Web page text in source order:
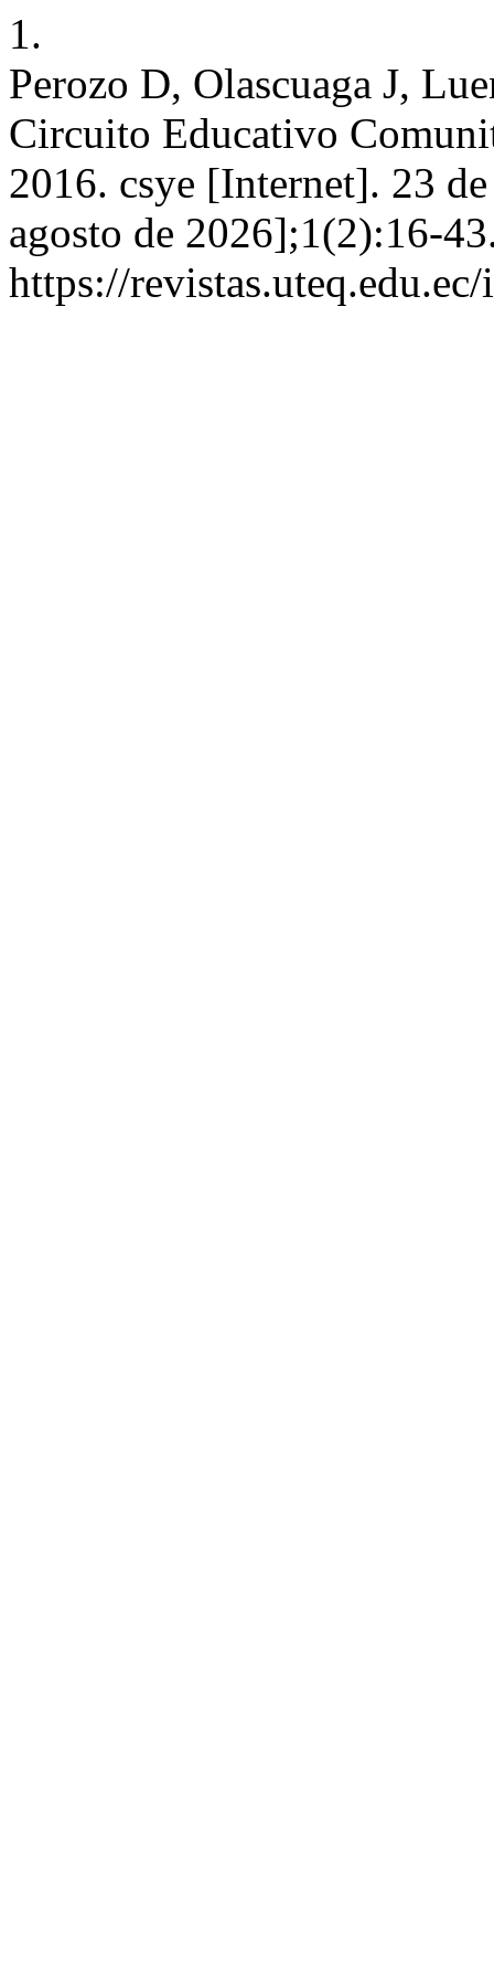
1.
Perozo D, Olascuaga J,
Circuito Educativo
2016. csye [Internet]. 23
agosto de 2026];1(2):16-
https://